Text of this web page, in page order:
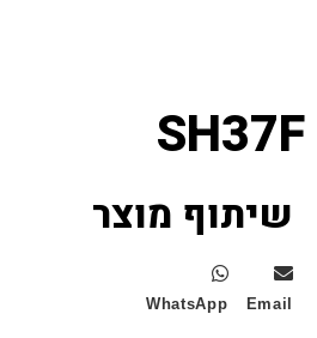
SH37F
שיתוף מוצר
Email
WhatsApp